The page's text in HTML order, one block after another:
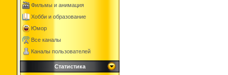
Фильмы и анимация
Хобби и образование
Юмор
Все каналы
Каналы пользователей
Статистика